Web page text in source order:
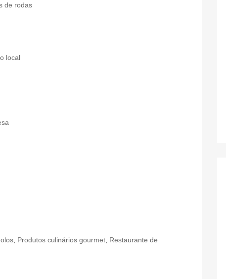
de rodas
local
, Produtos culinários gourmet, Restaurante de